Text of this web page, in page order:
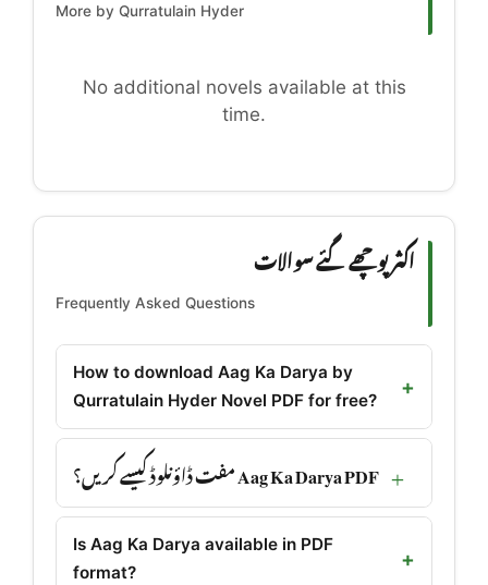
More by Qurratulain Hyder
No additional novels available at this
time.
اکثر پوچھے گئے سوالات
Frequently Asked Questions
How to download Aag Ka Darya by
Qurratulain Hyder Novel PDF for free?
Aag Ka Darya PDF مفت ڈاؤنلوڈ کیسے کریں؟
Is Aag Ka Darya available in PDF
format?